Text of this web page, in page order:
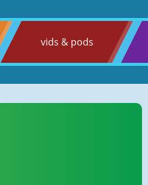
vids & pods